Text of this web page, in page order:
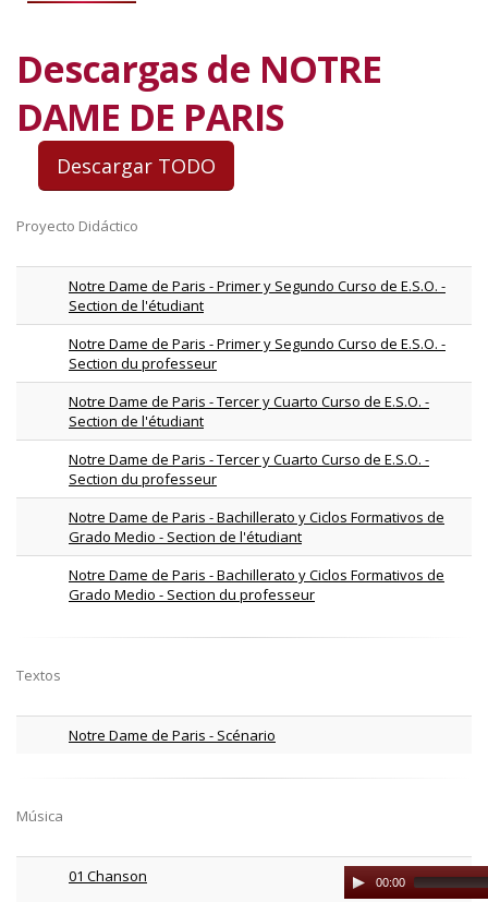
Descargas de NOTRE
DAME DE PARIS
Proyecto Didáctico
Notre Dame de Paris - Primer y Segundo Curso de E.S.O. -
Section de l'étudiant
Notre Dame de Paris - Primer y Segundo Curso de E.S.O. -
Section du professeur
Notre Dame de Paris - Tercer y Cuarto Curso de E.S.O. -
Section de l'étudiant
Notre Dame de Paris - Tercer y Cuarto Curso de E.S.O. -
Section du professeur
Notre Dame de Paris - Bachillerato y Ciclos Formativos de
Grado Medio - Section de l'étudiant
Notre Dame de Paris - Bachillerato y Ciclos Formativos de
Grado Medio - Section du professeur
Textos
Notre Dame de Paris - Scénario
Música
01 Chanson
Audio
Player
00:00